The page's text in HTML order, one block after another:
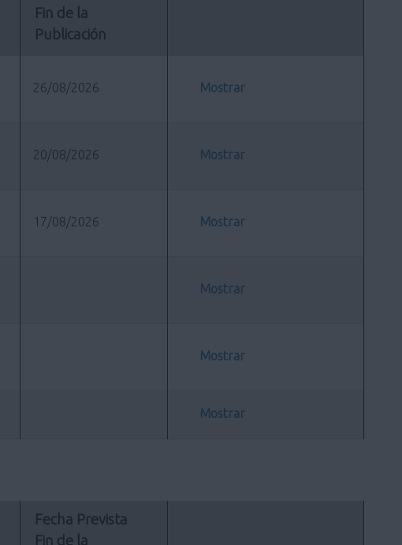
Fin de la
Publicación
26/08/2026 Mostrar
20/08/2026 Mostrar
17/08/2026 Mostrar
Mostrar
Mostrar
Mostrar
Fecha Prevista
Fin de la